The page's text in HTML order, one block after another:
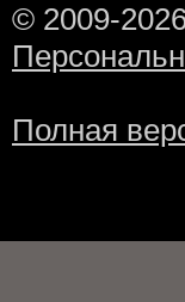
© 2009-
Полная